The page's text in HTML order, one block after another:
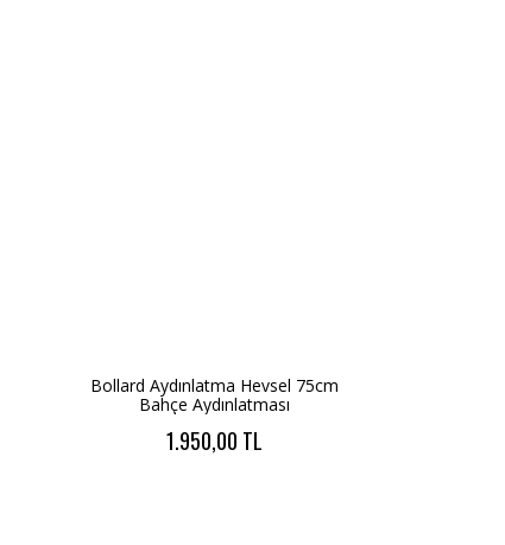
Bollard Aydınlatma Hevsel 75cm
Bahçe Aydınlatması
1.950,00 TL